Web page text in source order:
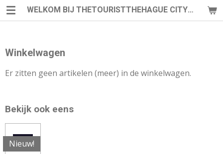
Ga
hoofdinhoud
WELKOM BIJ THETOURISTTHEHAGUE CITYGUIDE
Winkelwagen
Er zitten geen artikelen (meer) in de winkelwagen.
Bekijk ook eens
Nieuw!